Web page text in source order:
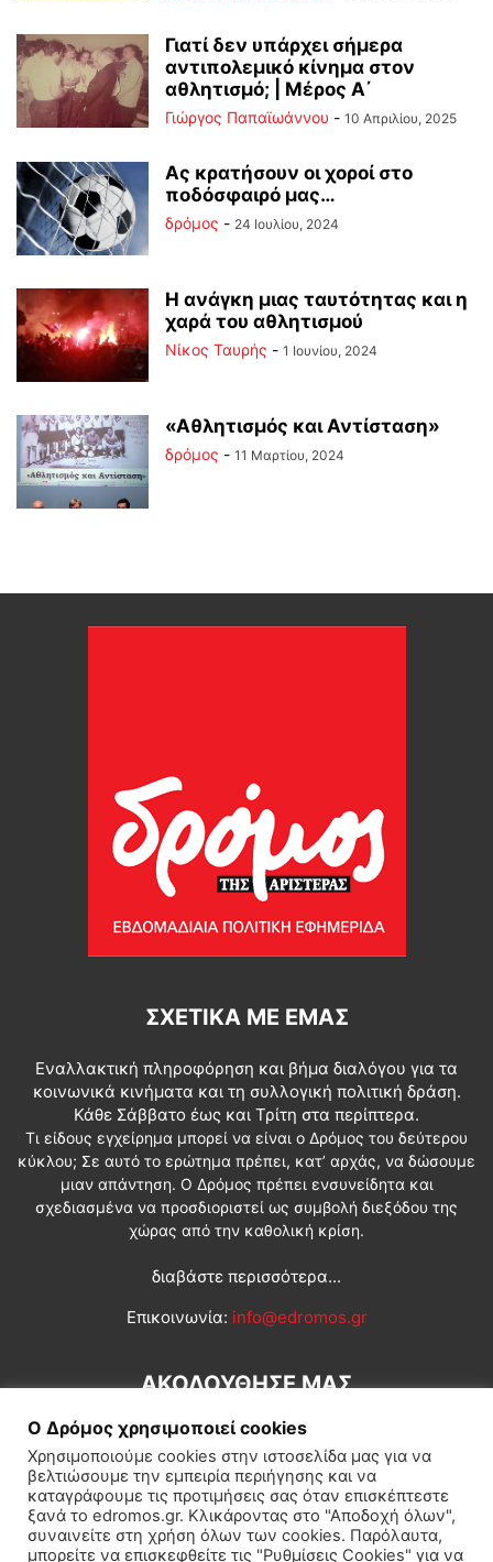
Γιατί δεν υπάρχει σήμερα
αντιπολεμικό κίνημα στον
αθλητισμό; | Μέρος Α΄
Γιώργος Παπαϊωάννου - 10 Απριλίου, 2025
Ας κρατήσουν οι χοροί στο
ποδόσφαιρό μας…
δρόμος - 24 Ιουλίου, 2024
Η ανάγκη μιας ταυτότητας και η
χαρά του αθλητισμού
Νίκος Ταυρής - 1 Ιουνίου, 2024
«Αθλητισμός και Αντίσταση»
δρόμος - 11 Μαρτίου, 2024
ΣΧΕΤΙΚΆ ΜΕ ΕΜΆΣ
Εναλλακτική πληροφόρηση και βήμα διαλόγου για τα
κοινωνικά κινήματα και τη συλλογική πολιτική δράση.
Κάθε Σάββατο έως και Τρίτη στα περίπτερα.
Τι είδους εγχείρημα μπορεί να είναι ο Δρόμος του δεύτερου
κύκλου; Σε αυτό το ερώτημα πρέπει, κατ’ αρχάς, να δώσουμε
μιαν απάντηση. Ο Δρόμος πρέπει ενσυνείδητα και
σχεδιασμένα να προσδιοριστεί ως συμβολή διεξόδου της
χώρας από την καθολική κρίση.
διαβάστε περισσότερα...
Επικοινωνία: info@edromos.gr
ΑΚΟΛΟΥΘΗΣΕ ΜΑΣ
Εγγραφή συνδρομητή Πολιτική Διεθνή Κοινωνία
Ο Δρόμος χρησιμοποιεί cookies
Χρησιμοποιούμε cookies στην ιστοσελίδα μας για να
βελτιώσουμε την εμπειρία περιήγησης και να
καταγράφουμε τις προτιμήσεις σας όταν επισκέπτεστε
ξανά το edromos.gr. Κλικάροντας στο "Αποδοχή όλων",
συναινείτε στη χρήση όλων των cookies. Παρόλαυτα,
μπορείτε να επισκεφθείτε τις "Ρυθμίσεις Cookies" για να